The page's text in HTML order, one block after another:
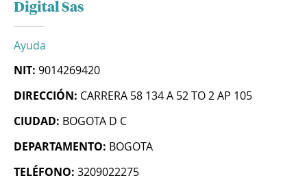
Digital Sas
Ayuda
NIT: 9014269420
DIRECCIÓN: CARRERA 58 134 A 52 TO 2 AP 105
CIUDAD: BOGOTA D C
DEPARTAMENTO: BOGOTA
TELÉFONO: 3209022275